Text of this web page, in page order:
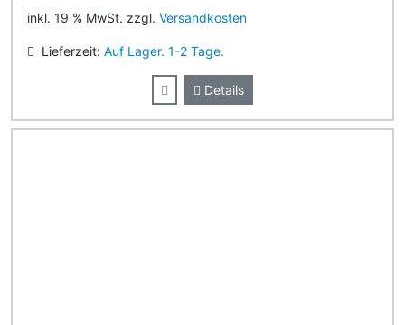
inkl. 19 % MwSt. zzgl. Versandkosten
Lieferzeit: Auf Lager. 1-2 Tage.
Details